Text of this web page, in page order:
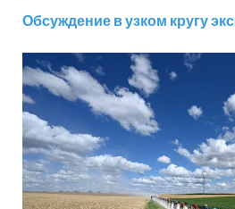
Обсуждение в узком кругу